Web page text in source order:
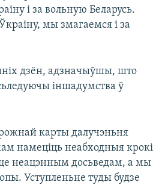
і за вольную Беларусь.
мы змагаемся і за
дзён, адзначыўшы, што
іншадумства ў
карты далучэньня
намеціць неабходныя крокі
неацэнным досьведам, а мы
Уступленьне туды будзе